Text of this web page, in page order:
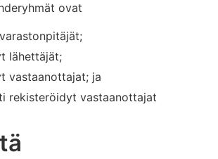
ovat
lähettäjät;
vastaanottajat; ja
rekisteröidyt vastaanottajat